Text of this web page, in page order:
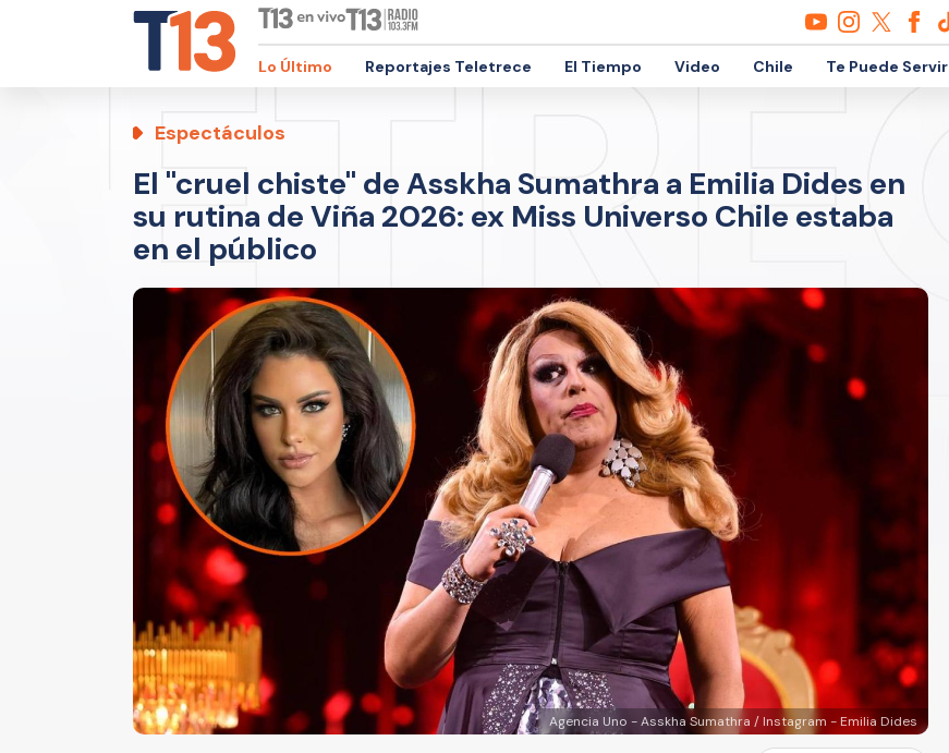
Lo Último Reportajes Teletrece El Tiempo Video Chile Te Puede Servir
Espectáculos
El "cruel chiste" de Asskha Sumathra a Emilia Dides en
su rutina de Viña 2026: ex Miss Universo Chile estaba
en el público
Agencia Uno - Asskha Sumathra / Instagram - Emilia Dides